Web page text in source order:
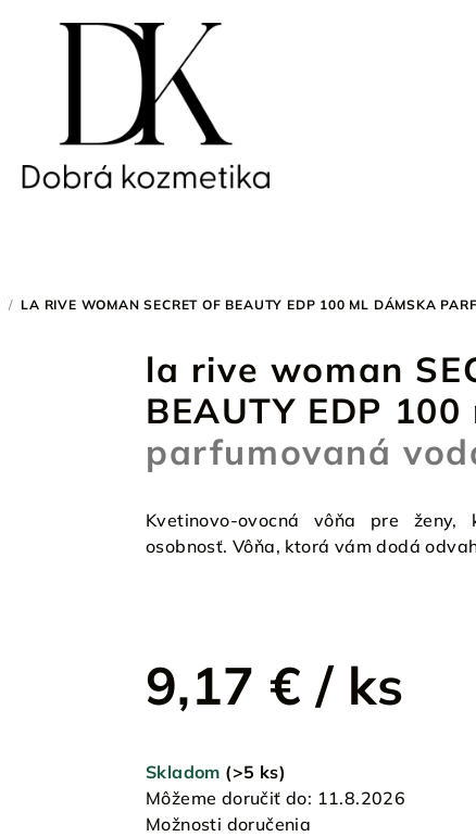
/ LA RIVE WOMAN SECRET OF BEAUTY EDP 100 ML DÁMSKA
la rive woman
BEAUTY EDP 100
parfumovaná
Kvetinovo-ovocná vôňa pre
osobnosť. Vôňa, ktorá vám dodá
9,17 € / ks
cena:
Skladom (>5 ks)
Môžeme doručiť do: 11.8.2026
Možnosti doručenia